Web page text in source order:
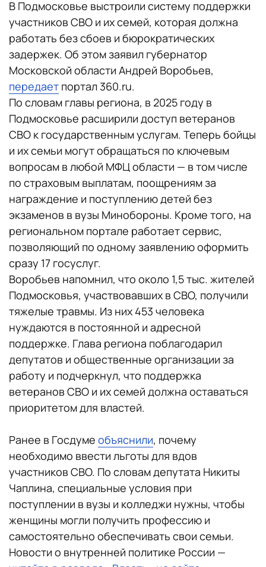
В Подмосковье выстроили систему поддержки
участников СВО и их семей, которая должна
работать без сбоев и бюрократических
задержек. Об этом заявил губернатор
Московской области Андрей Воробьев,
передает портал 360.ru.
По словам главы региона, в 2025 году в
Подмосковье расширили доступ ветеранов
СВО к государственным услугам. Теперь бойцы
и их семьи могут обращаться по ключевым
вопросам в любой МФЦ области — в том числе
по страховым выплатам, поощрениям за
награждение и поступлению детей без
экзаменов в вузы Минобороны. Кроме того, на
региональном портале работает сервис,
позволяющий по одному заявлению оформить
сразу 17 госуслуг.
Воробьев напомнил, что около 1,5 тыс. жителей
Подмосковья, участвовавших в СВО, получили
тяжелые травмы. Из них 453 человека
нуждаются в постоянной и адресной
поддержке. Глава региона поблагодарил
депутатов и общественные организации за
работу и подчеркнул, что поддержка
ветеранов СВО и их семей должна оставаться
приоритетом для властей.
Ранее в Госдуме объяснили, почему
необходимо ввести льготы для вдов
участников СВО. По словам депутата Никиты
Чаплина, специальные условия при
поступлении в вузы и колледжи нужны, чтобы
женщины могли получить профессию и
самостоятельно обеспечивать свои семьи.
Новости о внутренней политике России —